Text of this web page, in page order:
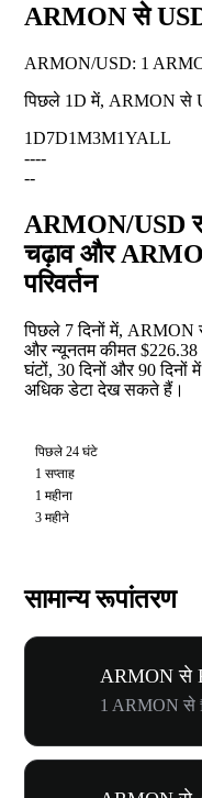
ARMON से USD
ARMON/USD: 1
पिछले 1D में, ARMON से
1D7D1M3M1YALL
----
--
ARMON/USD
चढ़ाव और
परिवर्तन
पिछले 7 दिनों में,
और न्यूनतम कीमत $226.38
घंटों, 30 दिनों और 90
अधिक डेटा देख सकते हैं।
पिछले 24 घंटे
1 सप्ताह
1 महीना
3 महीने
सामान्य रूपांतरण
ARMON से
1 ARMON से